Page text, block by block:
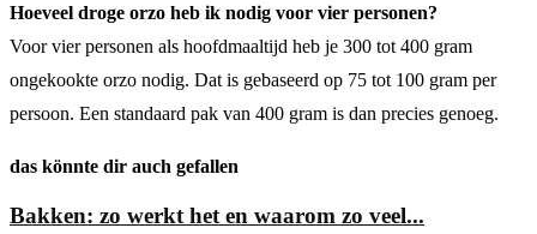
Hoeveel droge orzo heb ik nodig voor vier personen?
Voor vier personen als hoofdmaaltijd heb je 300 tot 400 gram
ongekookte orzo nodig. Dat is gebaseerd op 75 tot 100 gram per
persoon. Een standaard pak van 400 gram is dan precies genoeg.
das könnte dir auch gefallen
Bakken: zo werkt het en waarom zo veel...